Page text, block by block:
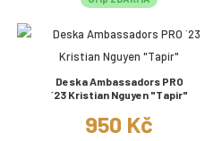
Deska Ambassadors PRO
´23 Kristian Nguyen "Tapir"
950 Kč